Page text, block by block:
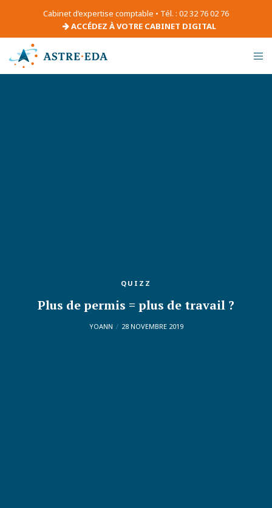
Cabinet d’expertise comptable • Tél. : 02 32 76 02 76
ACCÉDEZ À VOTRE CABINET DIGITAL
QUIZZ
Plus de permis = plus de travail ?
YOANN 28 NOVEMBRE 2019